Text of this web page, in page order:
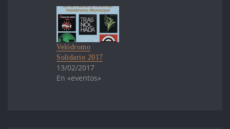
Velódromo
Solidario 2017
13/02/2017
En «eventos»